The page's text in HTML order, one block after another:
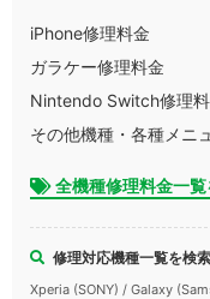
iPhone修理料金
ガラケー修理料金
Nintendo Switch修理
その他機種・各種メニ
全機種修理料金一覧
修理対応機種一覧を検索
Xperia (SONY) / Galaxy